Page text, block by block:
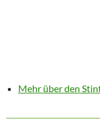
Mehr über den